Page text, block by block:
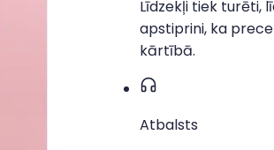
Līdzekļi tiek turēti,
apstiprini, ka
kārtībā.
Atbalsts